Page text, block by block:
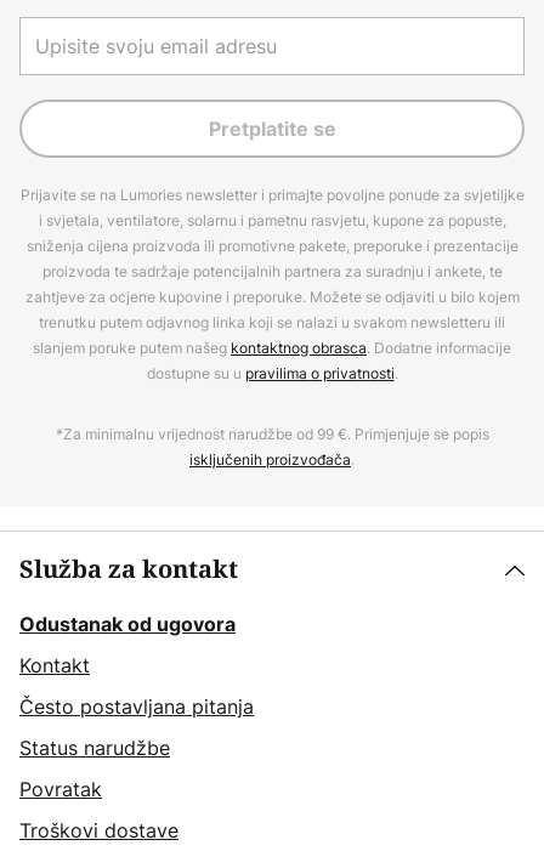
Pretplatite se
Prijavite se na Lumories newsletter i primajte povoljne ponude za svjetiljke
i svjetala, ventilatore, solarnu i pametnu rasvjetu, kupone za popuste,
sniženja cijena proizvoda ili promotivne pakete, preporuke i prezentacije
proizvoda te sadržaje potencijalnih partnera za suradnju i ankete, te
zahtjeve za ocjene kupovine i preporuke. Možete se odjaviti u bilo kojem
trenutku putem odjavnog linka koji se nalazi u svakom newsletteru ili
slanjem poruke putem našeg kontaktnog obrasca. Dodatne informacije
dostupne su u pravilima o privatnosti.
*Za minimalnu vrijednost narudžbe od 99 €. Primjenjuje se popis
isključenih proizvođača.
Služba za kontakt
Odustanak od ugovora
Kontakt
Često postavljana pitanja
Status narudžbe
Povratak
Troškovi dostave